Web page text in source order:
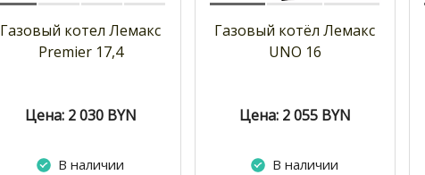
Газовый котел Лемакс
Premier 17,4
Цена: 2 030 BYN
В наличии
Газовый котёл Лемакс
UNO 16
Цена: 2 055 BYN
В наличии